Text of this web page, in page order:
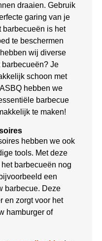
draaien. Gebruik
garing van je
barbecueën is het
te beschermen
wij diverse
barbecueën? Je
schoon met
hebben we
barbecue
te maken!
hebben we ook
tools. Met deze
barbecueën nog
een
barbecue. Deze
en zorgt voor het
hamburger of